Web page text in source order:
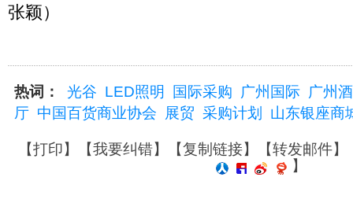
张颖）
热词： 光谷 LED照明 国际采购 广州国际 广州
厅 中国百货商业协会 展贸 采购计划 山东银座商
【打印】【我要纠错】【复制链接】【转发邮件】
】